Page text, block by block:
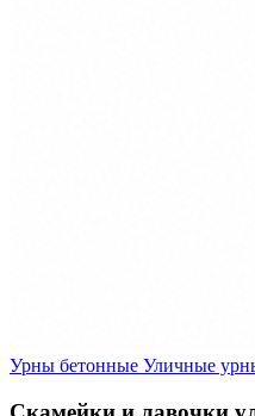
Урны бетонные Уличные